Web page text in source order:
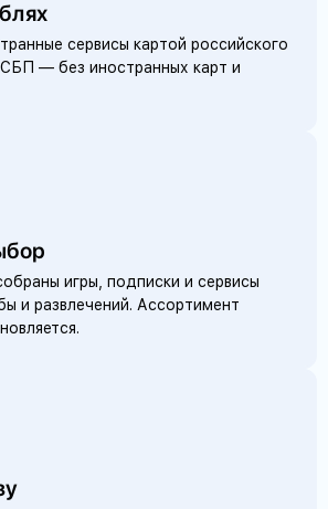
сервисы картой российского
СБП — без иностранных карт и
игры, подписки и сервисы
и развлечений. Ассортимент